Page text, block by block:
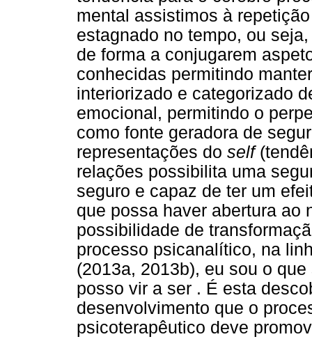
mental assistimos à
estagnado no tempo, ou
de forma a conjugarem
conhecidas permitindo
interiorizado e categorizado
emocional, permitindo o
como fonte geradora de
representações do self
relações possibilita uma
seguro e capaz de ter um
que possa haver abertura ao
possibilidade de
processo psicanalítico, na
(2013a, 2013b), eu sou o
posso vir a ser . É esta
desenvolvimento que o
psicoterapêutico deve